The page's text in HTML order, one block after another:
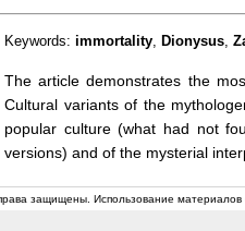
Keywords: immortality, Dionysus,
The article demonstrates the
Cultural variants of the
popular culture (what had not
versions) and of the mysterial
защищены. Использование